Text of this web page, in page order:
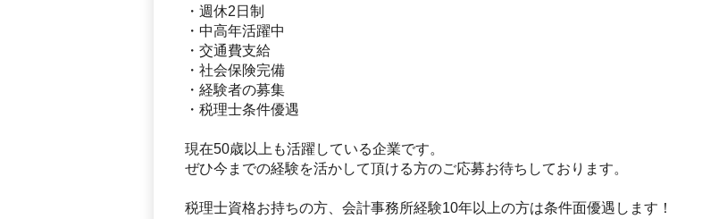
・週休2日制
・中高年活躍中
・交通費支給
・社会保険完備
・経験者の募集
・税理士条件優遇
現在50歳以上も活躍している企業です。
ぜひ今までの経験を活かして頂ける方のご応募お待ちしております。
税理士資格お持ちの方、会計事務所経験10年以上の方は条件面優遇します！